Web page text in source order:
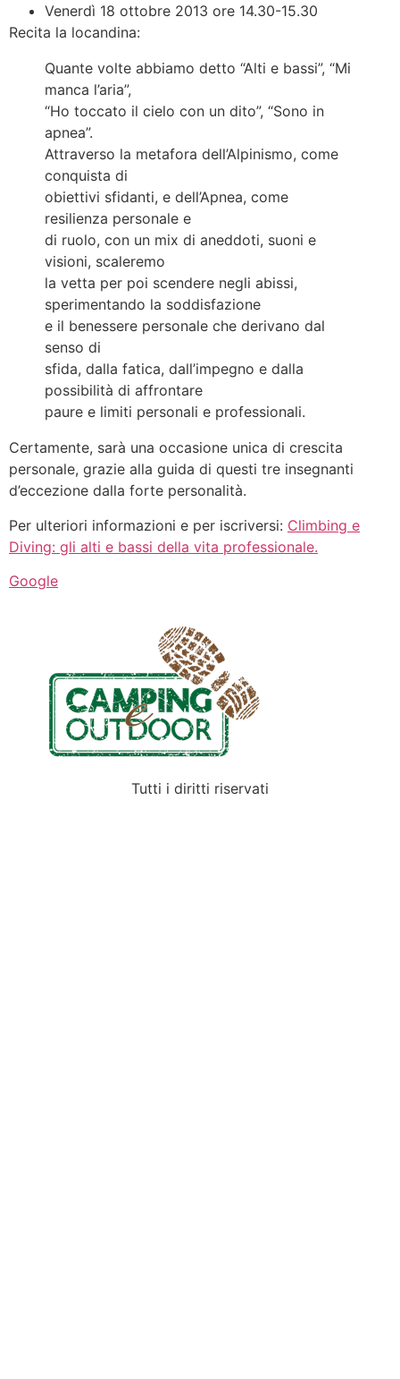
Venerdì 18 ottobre 2013 ore 14.30-15.30
Recita la locandina:
Quante volte abbiamo detto “Alti e bassi”, “Mi
manca l’aria”,
“Ho toccato il cielo con un dito”, “Sono in
apnea”.
Attraverso la metafora dell’Alpinismo, come
conquista di
obiettivi sfidanti, e dell’Apnea, come
resilienza personale e
di ruolo, con un mix di aneddoti, suoni e
visioni, scaleremo
la vetta per poi scendere negli abissi,
sperimentando la soddisfazione
e il benessere personale che derivano dal
senso di
sfida, dalla fatica, dall’impegno e dalla
possibilità di affrontare
paure e limiti personali e professionali.
Certamente, sarà una occasione unica di crescita
personale, grazie alla guida di questi tre insegnanti
d’eccezione dalla forte personalità.
Per ulteriori informazioni e per iscriversi: Climbing e
Diving: gli alti e bassi della vita professionale.
Google
Tutti i diritti riservati